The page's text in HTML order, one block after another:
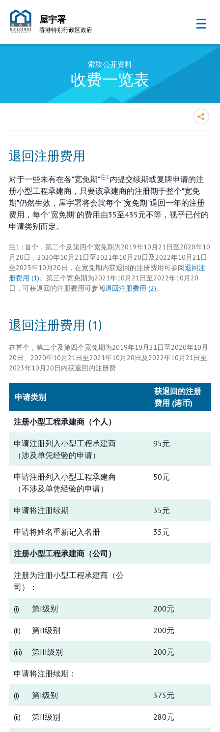
屋宇署
香港特别行政区政府
索取公开资料
收费一览表
退回注册费用
对于一些未有在各"宽免期"注1内提交续期或复牌申请的注
册小型工程承建商，只要该承建商的注册期于整个"宽免
期"仍然生效，屋宇署将会就每个"宽免期"退回一年的注册
费用，每个"宽免期"的费用由35至435元不等，视乎已付的
申请类别而定。
注1 : 首个，第二个及第四个宽免期为2019年10月21日至2020年10
月20日，2020年10月21日至2021年10月20日及2022年10月21日
至2023年10月20日，在宽免期内获退回的注册费用可参阅退回注
册费用 (1)。第三个宽免期为2021年10月21日至2022年10月20
日，可获退回的注册费用可参阅退回注册费用 (2)。
退回注册费用 (1)
在首个，第二个及第四个宽免期为2019年10月21日至2020年10月
20日、2020年10月21日至2021年10月20日及2022年10月21日至
2023年10月20日内获退回的注册费
申请类别
获退回的注册
费用 (港币)
注册小型工程承建商（个人）
申请注册列入小型工程承建商
（涉及单凭经验的申请）
95元
申请注册列入小型工程承建商
（不涉及单凭经验的申请）
50元
申请将注册续期 35元
申请将姓名重新记入名册 35元
注册小型工程承建商（公司）
注册为注册小型工程承建商（公
司）：
(i) 第I级别 200元
(ii) 第II级别 200元
(iii) 第III级别 200元
申请将注册续期：
(i) 第I级别 375元
(ii) 第II级别 280元